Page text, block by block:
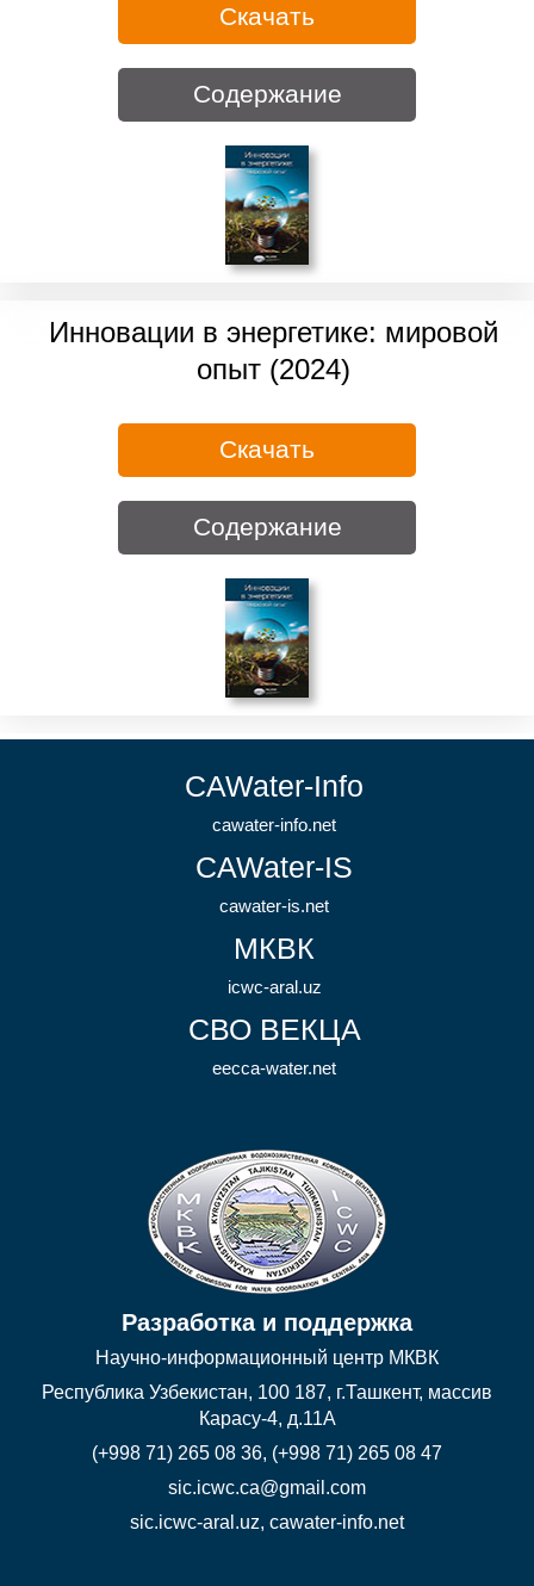
Скачать
Содержание
Инновации в энергетике: мировой
опыт (2024)
Скачать
Содержание
CAWater-Info
cawater-info.net
CAWater-IS
cawater-is.net
МКВК
icwc-aral.uz
СВО ВЕКЦА
eecca-water.net
Разработка и поддержка
Научно-информационный центр МКВК
Республика Узбекистан, 100 187, г.Ташкент, массив
Карасу-4, д.11А
(+998 71) 265 08 36, (+998 71) 265 08 47
sic.icwc.ca@gmail.com
sic.icwc-aral.uz, cawater-info.net